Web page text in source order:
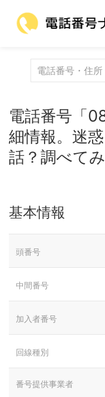
電話番号「
細情報。迷
話？調べて
基本情報
頭番号
中間番号
加入者番号
回線種別
番号提供事業者